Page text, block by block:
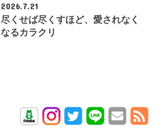
2026.7.21
尽くせば尽くすほど、愛されなく
なるカラクリ